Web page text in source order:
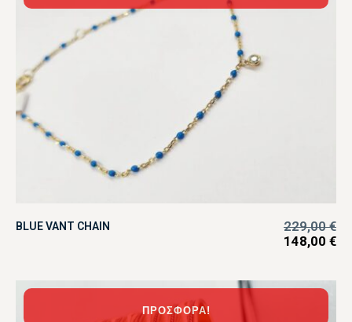
BLUE VANT CHAIN 229,00€
148,00 €
ΠΡΟΣΦΟΡΆ!